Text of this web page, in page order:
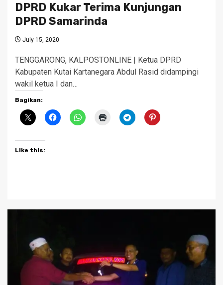
DPRD Kukar Terima Kunjungan
DPRD Samarinda
July 15, 2020
TENGGARONG, KALPOSTONLINE | Ketua DPRD
Kabupaten Kutai Kartanegara Abdul Rasid didampingi
wakil ketua I dan…
Bagikan:
Like this: